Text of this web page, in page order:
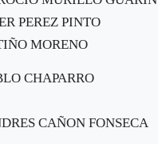
PEREZ PINTO
MORENO
CHAPARRO
CAÑON FONSECA